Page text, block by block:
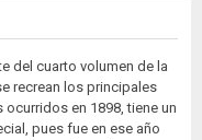
del cuarto volumen de la
recrean los principales
en 1898, tiene un
pues fue en ese año